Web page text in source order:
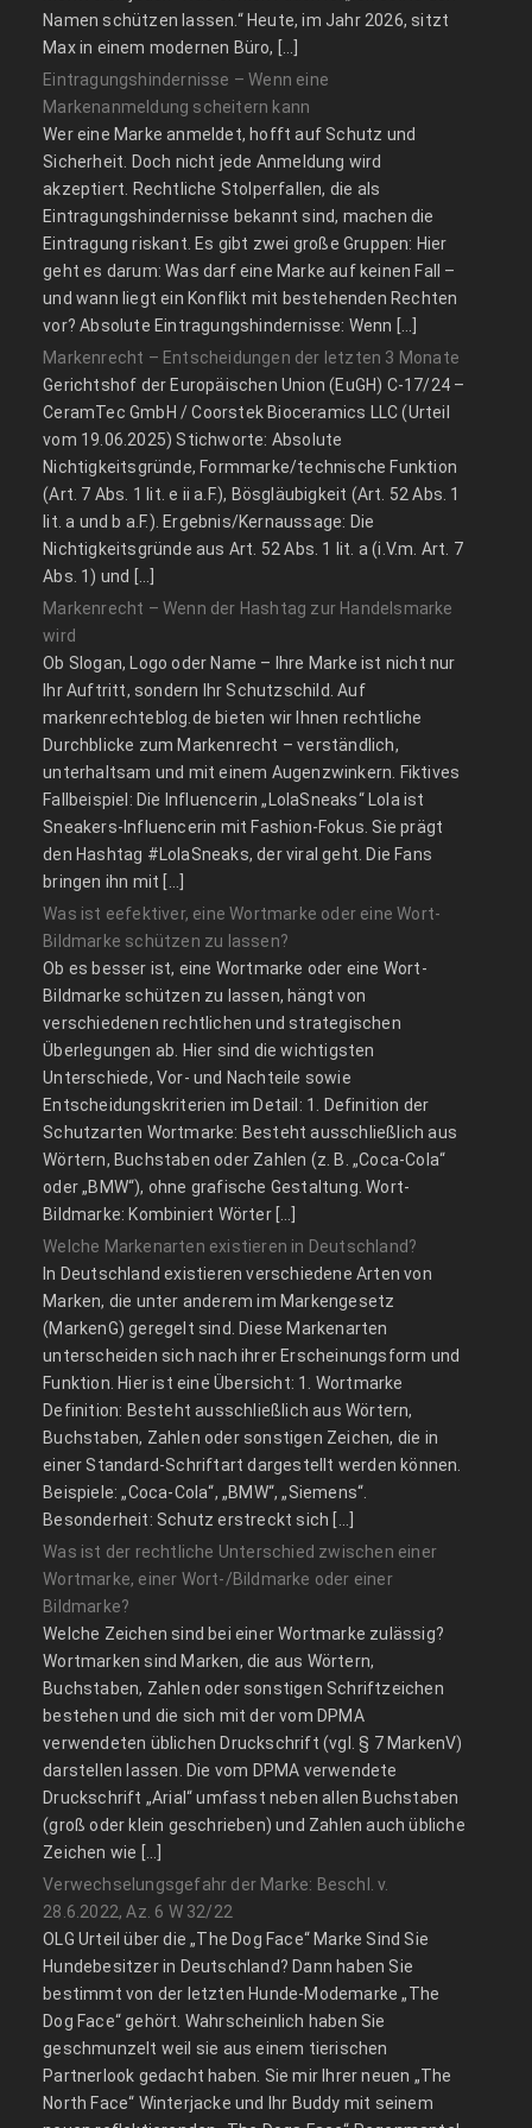
Namen schützen lassen.“ Heute, im Jahr 2026, sitzt
Max in einem modernen Büro, […]
Eintragungshindernisse – Wenn eine
Markenanmeldung scheitern kann
Wer eine Marke anmeldet, hofft auf Schutz und
Sicherheit. Doch nicht jede Anmeldung wird
akzeptiert. Rechtliche Stolperfallen, die als
Eintragungshindernisse bekannt sind, machen die
Eintragung riskant. Es gibt zwei große Gruppen: Hier
geht es darum: Was darf eine Marke auf keinen Fall –
und wann liegt ein Konflikt mit bestehenden Rechten
vor? Absolute Eintragungshindernisse: Wenn […]
Markenrecht – Entscheidungen der letzten 3 Monate
Gerichtshof der Europäischen Union (EuGH) C‑17/24 –
CeramTec GmbH / Coorstek Bioceramics LLC (Urteil
vom 19.06.2025) Stichworte: Absolute
Nichtigkeitsgründe, Formmarke/technische Funktion
(Art. 7 Abs. 1 lit. e ii a.F.), Bösgläubigkeit (Art. 52 Abs. 1
lit. a und b a.F.). Ergebnis/Kernaussage: Die
Nichtigkeitsgründe aus Art. 52 Abs. 1 lit. a (i.V.m. Art. 7
Abs. 1) und […]
Markenrecht – Wenn der Hashtag zur Handelsmarke
wird
Ob Slogan, Logo oder Name – Ihre Marke ist nicht nur
Ihr Auftritt, sondern Ihr Schutzschild. Auf
markenrechteblog.de bieten wir Ihnen rechtliche
Durchblicke zum Markenrecht – verständlich,
unterhaltsam und mit einem Augenzwinkern. Fiktives
Fallbeispiel: Die Influencerin „LolaSneaks“ Lola ist
Sneakers-Influencerin mit Fashion-Fokus. Sie prägt
den Hashtag #LolaSneaks, der viral geht. Die Fans
bringen ihn mit […]
Was ist eefektiver, eine Wortmarke oder eine Wort-
Bildmarke schützen zu lassen?
Ob es besser ist, eine Wortmarke oder eine Wort-
Bildmarke schützen zu lassen, hängt von
verschiedenen rechtlichen und strategischen
Überlegungen ab. Hier sind die wichtigsten
Unterschiede, Vor- und Nachteile sowie
Entscheidungskriterien im Detail: 1. Definition der
Schutzarten Wortmarke: Besteht ausschließlich aus
Wörtern, Buchstaben oder Zahlen (z. B. „Coca-Cola“
oder „BMW“), ohne grafische Gestaltung. Wort-
Bildmarke: Kombiniert Wörter […]
Welche Markenarten existieren in Deutschland?
In Deutschland existieren verschiedene Arten von
Marken, die unter anderem im Markengesetz
(MarkenG) geregelt sind. Diese Markenarten
unterscheiden sich nach ihrer Erscheinungsform und
Funktion. Hier ist eine Übersicht: 1. Wortmarke
Definition: Besteht ausschließlich aus Wörtern,
Buchstaben, Zahlen oder sonstigen Zeichen, die in
einer Standard-Schriftart dargestellt werden können.
Beispiele: „Coca-Cola“, „BMW“, „Siemens“.
Besonderheit: Schutz erstreckt sich […]
Was ist der rechtliche Unterschied zwischen einer
Wortmarke, einer Wort-/Bildmarke oder einer
Bildmarke?
Welche Zeichen sind bei einer Wortmarke zulässig?
Wortmarken sind Marken, die aus Wörtern,
Buchstaben, Zahlen oder sonstigen Schriftzeichen
bestehen und die sich mit der vom DPMA
verwendeten üblichen Druckschrift (vgl. § 7 MarkenV)
darstellen lassen. Die vom DPMA verwendete
Druckschrift „Arial“ umfasst neben allen Buchstaben
(groß oder klein geschrieben) und Zahlen auch übliche
Zeichen wie […]
Verwechselungsgefahr der Marke: Beschl. v.
28.6.2022, Az. 6 W 32/22
OLG Urteil über die „The Dog Face“ Marke Sind Sie
Hundebesitzer in Deutschland? Dann haben Sie
bestimmt von der letzten Hunde-Modemarke „The
Dog Face“ gehört. Wahrscheinlich haben Sie
geschmunzelt weil sie aus einem tierischen
Partnerlook gedacht haben. Sie mir Ihrer neuen „The
North Face“ Winterjacke und Ihr Buddy mit seinem